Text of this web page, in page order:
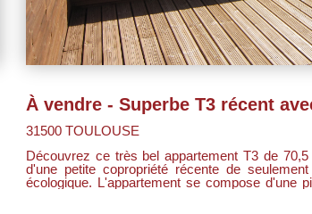
31500 TOULOUSE
Découvrez ce très bel appartement T3 de
d'une petite copropriété récente de
écologique. L'appartement se compose d'une pièce de vie lumineuse avec cuisine